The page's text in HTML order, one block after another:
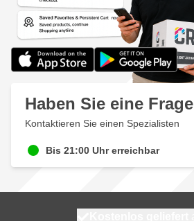
Haben Sie eine Frage
Kontaktieren Sie einen Spezialisten
Bis 21:00 Uhr erreichbar